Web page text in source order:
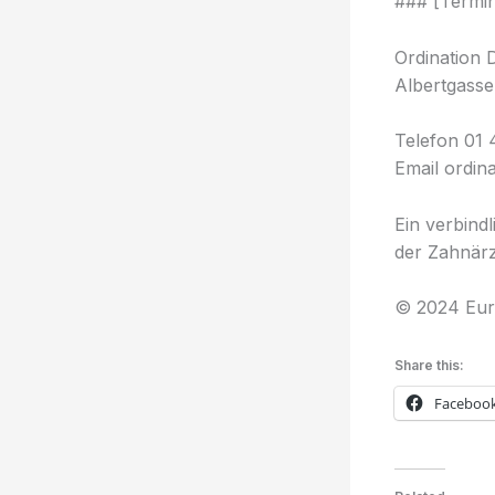
Ordination
Telefon 01
Email
Ein
der
© 2024
Share this: